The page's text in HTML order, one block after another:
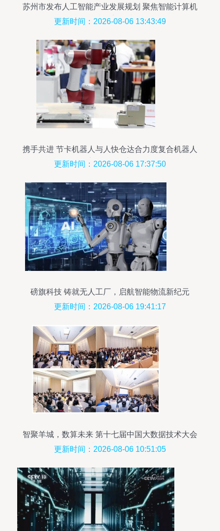
苏州市发布人工智能产业发展规划 聚焦智能计算机
科技核心领域
更新时间：2026-08-06 13:43:49
携手共进 节卡机器人与人快仓达合力度复合机器人
应用场景创新
更新时间：2026-08-06 17:37:50
磅旗科技 铸就无人工厂，启航智能物流新纪元
更新时间：2026-08-06 19:41:17
智聚羊城，数算未来 第十七届中国大数据技术大会
在广州开发区圆满落幕
更新时间：2026-08-06 10:51:05